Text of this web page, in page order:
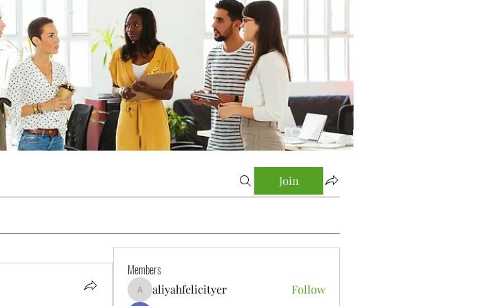
Join
Members
aliyahfelicityer
aliyahfelicityer
Follow